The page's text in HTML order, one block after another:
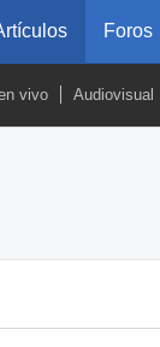
Foros
vivo Audiovisual